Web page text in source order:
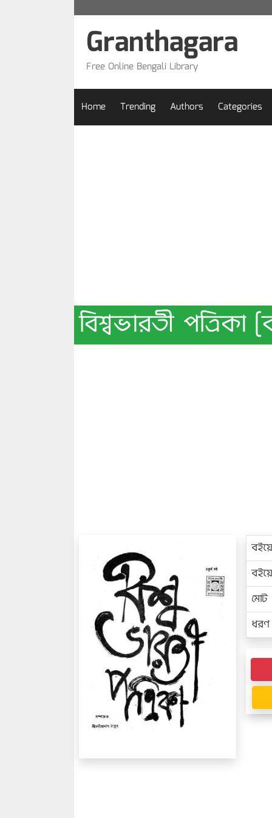
Granthagara
Free Online Bengali Library
Home Trending Authors Categories
বিশ্বভারতী
মোট
ধরণ